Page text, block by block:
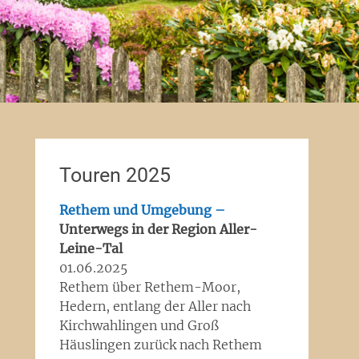
Touren 2025
Rethem und Umgebung –
Unterwegs in der Region Aller-
Leine-Tal
01.06.2025
Rethem über Rethem-Moor,
Hedern, entlang der Aller nach
Kirchwahlingen und Groß
Häuslingen zurück nach Rethem